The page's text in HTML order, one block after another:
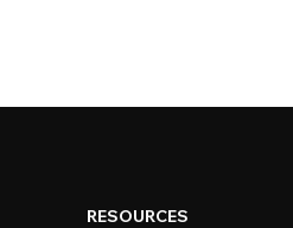
RESOURCES